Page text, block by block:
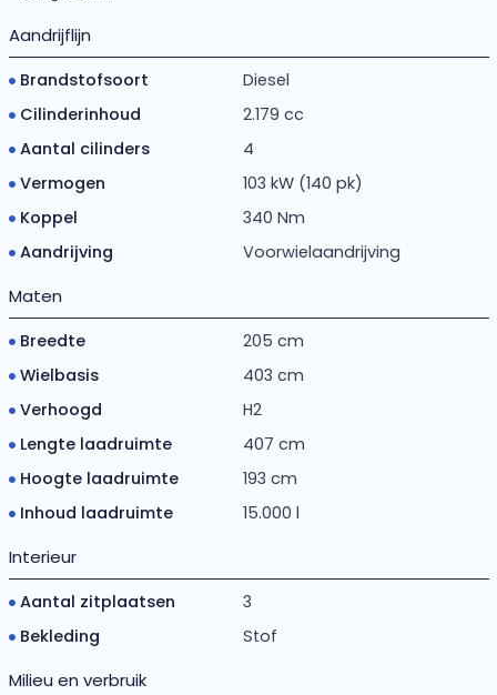
Aandrijflijn
Brandstofsoort
Diesel
Cilinderinhoud
2.179 cc
Aantal cilinders
4
Vermogen
103 kW (140 pk)
Koppel
340 Nm
Aandrijving
Voorwielaandrijving
Maten
Breedte
205 cm
Wielbasis
403 cm
Verhoogd
H2
Lengte laadruimte
407 cm
Hoogte laadruimte
193 cm
Inhoud laadruimte
15.000 l
Interieur
Aantal zitplaatsen
3
Bekleding
Stof
Milieu en verbruik